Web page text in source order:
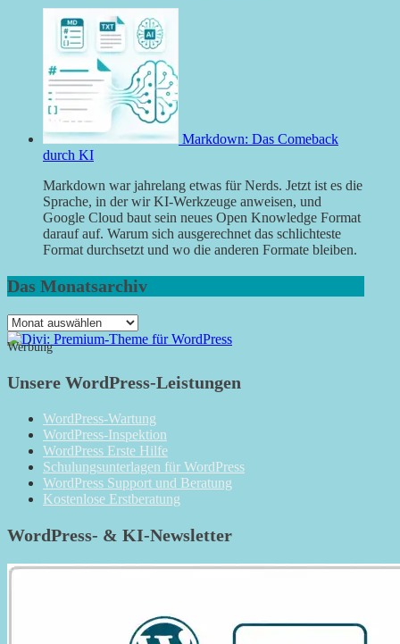
Markdown: Das Comeback
durch KI
Markdown war jahrelang etwas für Nerds. Jetzt ist es die
Sprache, in der wir KI-Werkzeuge anweisen, und
Google Cloud baut sein neues Open Knowledge Format
darauf auf. Warum sich ausgerechnet das schlichteste
Format durchsetzt und wo die anderen Formate bleiben.
Das Monatsarchiv
Das
Monatsarchiv
Werbung
Unsere WordPress-Leistungen
WordPress-Wartung
WordPress-Inspektion
WordPress Erste Hilfe
Schulungsunterlagen für WordPress
WordPress Support und Beratung
Kostenlose Erstberatung
WordPress- & KI-Newsletter